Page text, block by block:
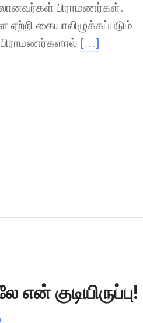
பிராமணர்கள்.
கையாலிழுக்கப்படும்
பிராமணர்களால் […]
குடியிருப்பு!